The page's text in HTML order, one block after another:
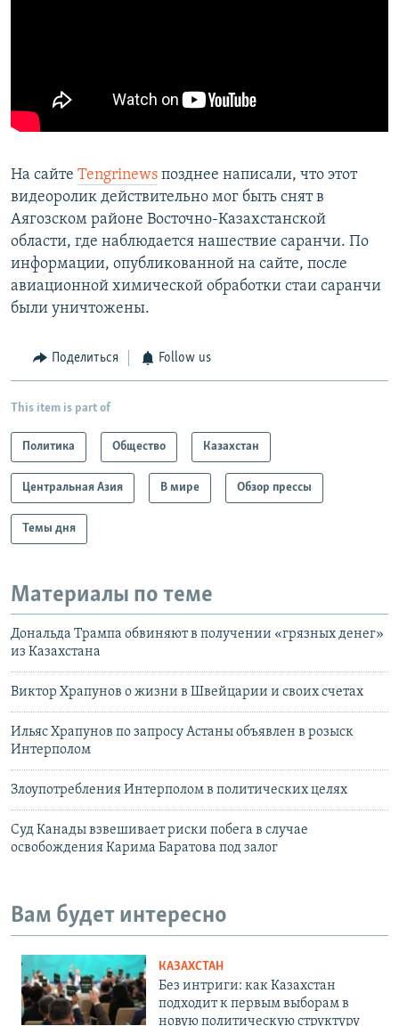
На сайте Tengrinews позднее написали, что этот
видеоролик действительно мог быть снят в
Аягозском районе Восточно-Казахстанской
области, где наблюдается нашествие саранчи. По
информации, опубликованной на сайте, после
авиационной химической обработки стаи саранчи
были уничтожены.
Поделиться Follow us
This item is part of
Политика Общество Казахстан
Центральная Азия В мире Обзор прессы
Темы дня
Материалы по теме
Дональда Трампа обвиняют в получении «грязных денег»
из Казахстана
Виктор Храпунов о жизни в Швейцарии и своих счетах
Ильяс Храпунов по запросу Астаны объявлен в розыск
Интерполом
Злоупотребления Интерполом в политических целях
Суд Канады взвешивает риски побега в случае
освобождения Карима Баратова под залог
Вам будет интересно
КАЗАХСТАН
Без интриги: как Казахстан
подходит к первым выборам в
новую политическую структуру